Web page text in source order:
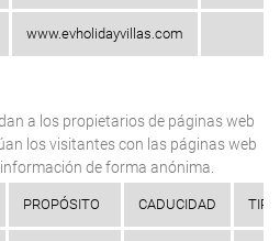
www.evholidayvillas.com
a los propietarios de páginas web
los visitantes con las páginas web
de forma anónima.
PROPÓSITO CADUCIDAD TIPO